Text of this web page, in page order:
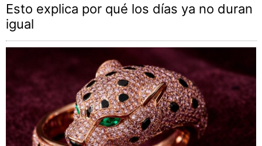
Esto explica por qué los días ya no duran
igual